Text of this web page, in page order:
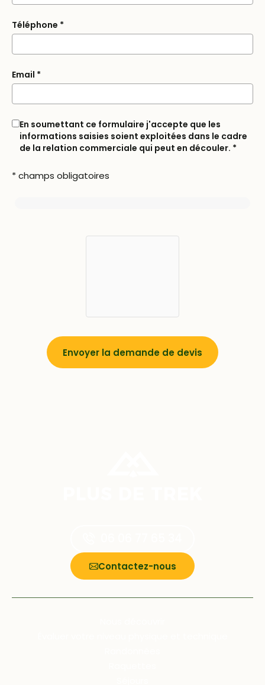
Téléphone *
Email *
En soumettant ce formulaire j'accepte que les
informations saisies soient exploitées dans le cadre
de la relation commerciale qui peut en découler. *
* champs obligatoires
Contactez-nous